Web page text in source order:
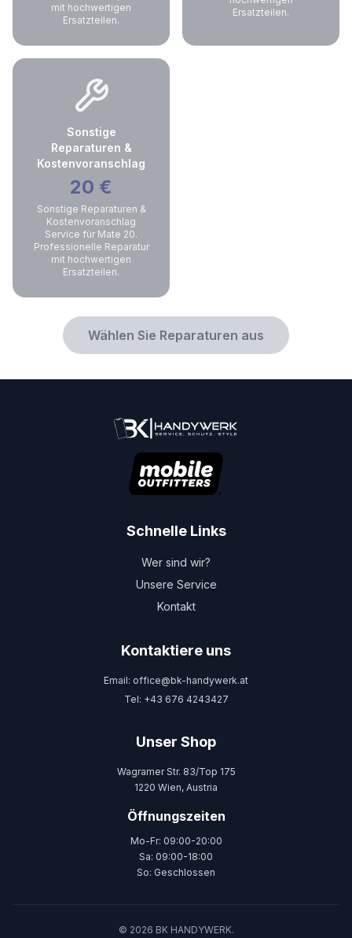
mit hochwertigen
Ersatzteilen.
Ersatzteilen.
Sonstige
Reparaturen &
Kostenvoranschlag
20 €
Sonstige Reparaturen &
Kostenvoranschlag
Service für Mate 20.
Professionelle Reparatur
mit hochwertigen
Ersatzteilen.
Wählen Sie Reparaturen aus
Schnelle Links
Wer sind wir?
Unsere Service
Kontakt
Kontaktiere uns
Email: office@bk-handywerk.at
Tel: +43 676 4243427
Unser Shop
Wagramer Str. 83/Top 175
1220 Wien, Austria
Öffnungszeiten
Mo-Fr: 09:00-20:00
Sa: 09:00-18:00
So: Geschlossen
© 2026 BK HANDYWERK.